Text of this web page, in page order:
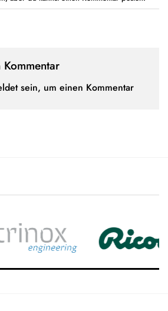
sein, um einen Kommentar